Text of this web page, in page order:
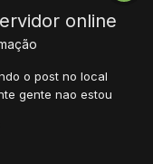
online
o post no local
gente nao estou
o meu IP da
ao publico...